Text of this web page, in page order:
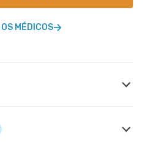
MÉDICOS